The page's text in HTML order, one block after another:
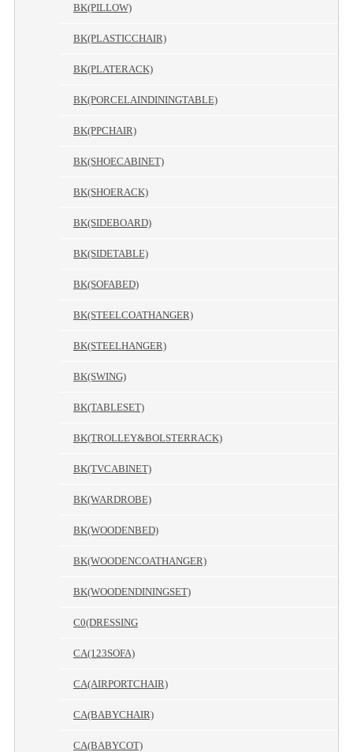
BK(PILLOW)
BK(PLASTICCHAIR)
BK(PLATERACK)
BK(PORCELAINDININGTABLE)
BK(PPCHAIR)
BK(SHOECABINET)
BK(SHOERACK)
BK(SIDEBOARD)
BK(SIDETABLE)
BK(SOFABED)
BK(STEELCOATHANGER)
BK(STEELHANGER)
BK(SWING)
BK(TABLESET)
BK(TROLLEY&BOLSTERRACK)
BK(TVCABINET)
BK(WARDROBE)
BK(WOODENBED)
BK(WOODENCOATHANGER)
BK(WOODENDININGSET)
C0(DRESSING
CA(123SOFA)
CA(AIRPORTCHAIR)
CA(BABYCHAIR)
CA(BABYCOT)